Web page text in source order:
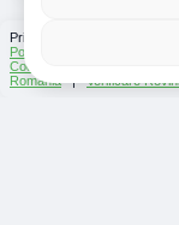
Prin folosirea Chat-ului
Politica de confidentialitate
Cod Postal
România|Verificare